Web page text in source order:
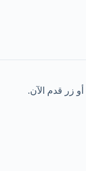
أو زر قدم الآن.